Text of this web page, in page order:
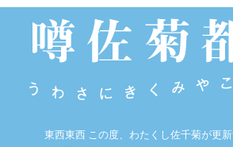
東西東西 この度、わたくし佐千菊が更